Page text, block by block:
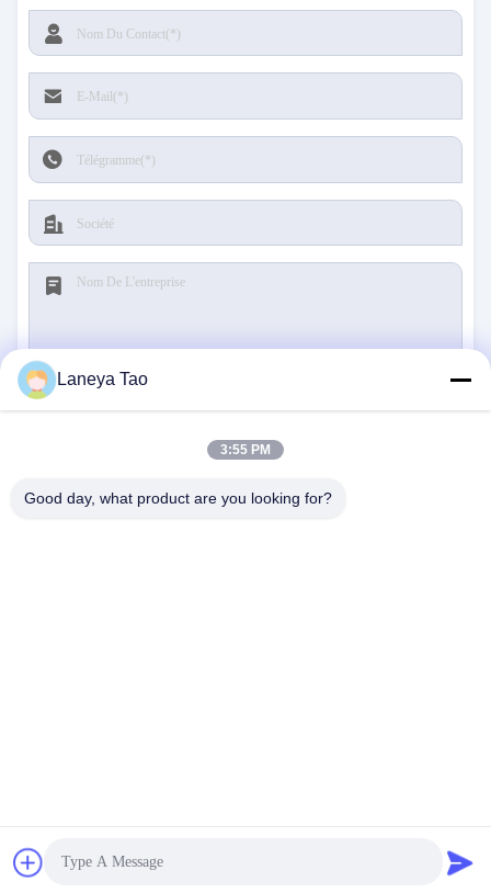
Politique de confidentialité |
Chine Bonne qualité CI de circuits intégrés
Fournisseur. © de Copyright 2023-2025 Wisdtech Technology Co.,Limited
Laneya Tao
3:55 PM
Good day, what product are you looking for?